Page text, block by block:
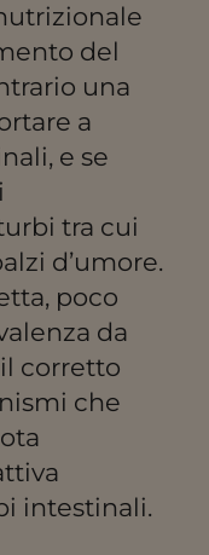
del
una
a
e se
tra cui
d’umore.
poco
da
il corretto
che
intestinali.